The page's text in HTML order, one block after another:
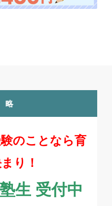
略
のことなら育
り！
受付中